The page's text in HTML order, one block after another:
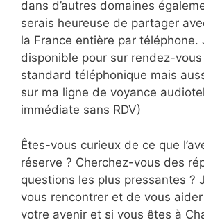
dans d’autres domaines
serais heureuse de partager
la France entière par téléphone.
disponible pour sur rendez-vous
standard téléphonique mais
sur ma ligne de voyance
immédiate sans RDV)
Êtes-vous curieux de ce que
réserve ? Cherchez-vous des
questions les plus pressantes ?
vous rencontrer et de vous
votre avenir et si vous êtes à